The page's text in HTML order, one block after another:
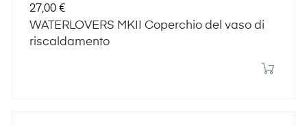
Prezzo
27,00 €
WATERLOVERS MKII Coperchio del vaso di
riscaldamento